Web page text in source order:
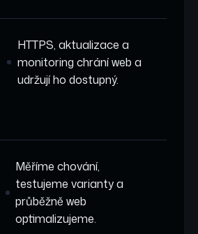
HTTPS, aktualizace a
monitoring chrání web a
udržují ho dostupný.
Měříme chování,
testujeme varianty a
průběžně web
optimalizujeme.